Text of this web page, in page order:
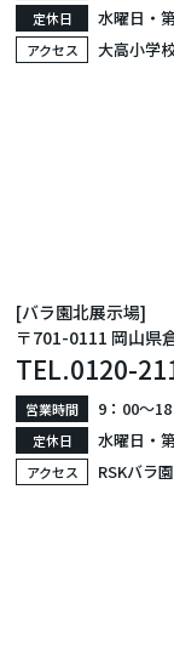
定休日 水曜日・
アクセス 大高小学
[バラ園北展示場]
〒701-0111 岡山県
TEL.0120-
営業時間 9：00〜
定休日 水曜日・
アクセス RSKバラ